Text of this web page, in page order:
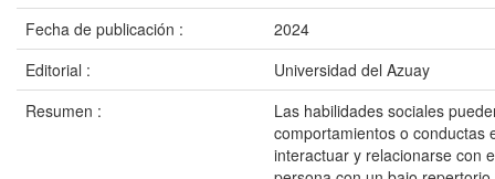
Fecha de publicación :
2024
Editorial :
Universidad del Azuay
Resumen :
Las habilidades sociales
comportamientos o conductas
interactuar y relacionarse con